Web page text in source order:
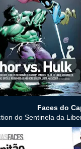
Faces do
do Sentinela da